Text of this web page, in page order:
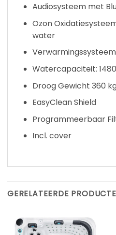
Audiosysteem met
Ozon
water
Watercapaciteit:
Droog Gewicht 360
EasyClean Shield
Programmeerbaar
Incl. cover
GERELATEERDE